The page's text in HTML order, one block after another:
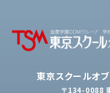
東京スクールオ
〒134-0088